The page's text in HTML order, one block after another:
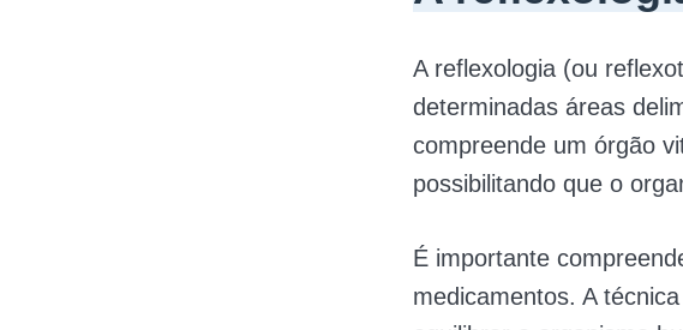
A reflexologia (ou
determinadas áreas
compreende um órgão
possibilitando que o
É importante
medicamentos. A